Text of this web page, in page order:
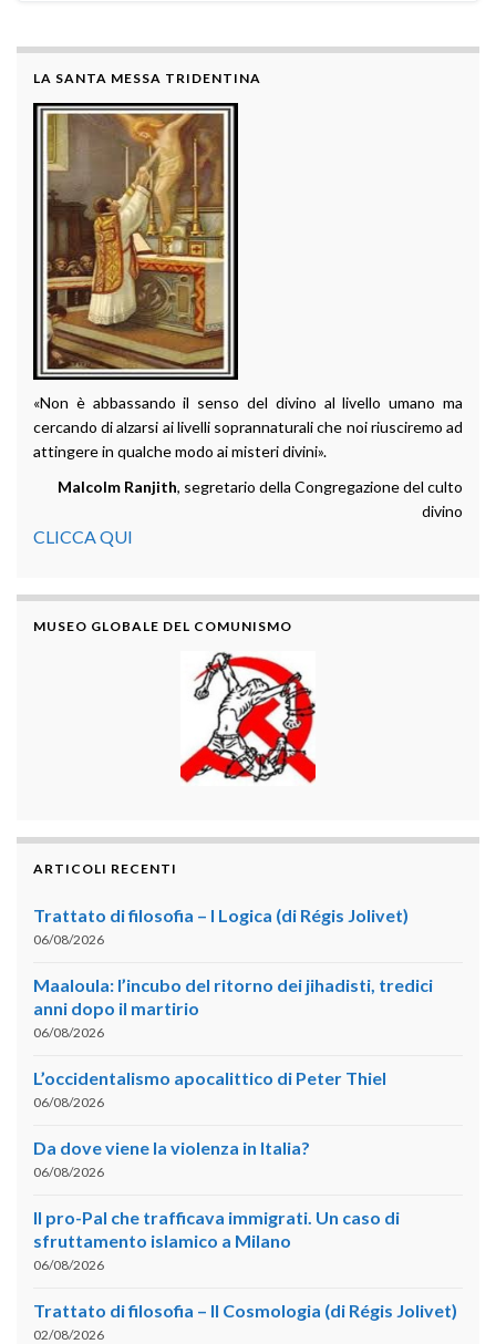
LA SANTA MESSA TRIDENTINA
«Non è abbassando il senso del divino al livello umano ma
cercando di alzarsi ai livelli soprannaturali che noi riusciremo ad
attingere in qualche modo ai misteri divini».
Malcolm Ranjith, segretario della Congregazione del culto
divino
CLICCA QUI
MUSEO GLOBALE DEL COMUNISMO
ARTICOLI RECENTI
Trattato di filosofia – I Logica (di Régis Jolivet)
06/08/2026
Maaloula: l’incubo del ritorno dei jihadisti, tredici
anni dopo il martirio
06/08/2026
L’occidentalismo apocalittico di Peter Thiel
06/08/2026
Da dove viene la violenza in Italia?
06/08/2026
Il pro-Pal che trafficava immigrati. Un caso di
sfruttamento islamico a Milano
06/08/2026
Trattato di filosofia – II Cosmologia (di Régis Jolivet)
02/08/2026